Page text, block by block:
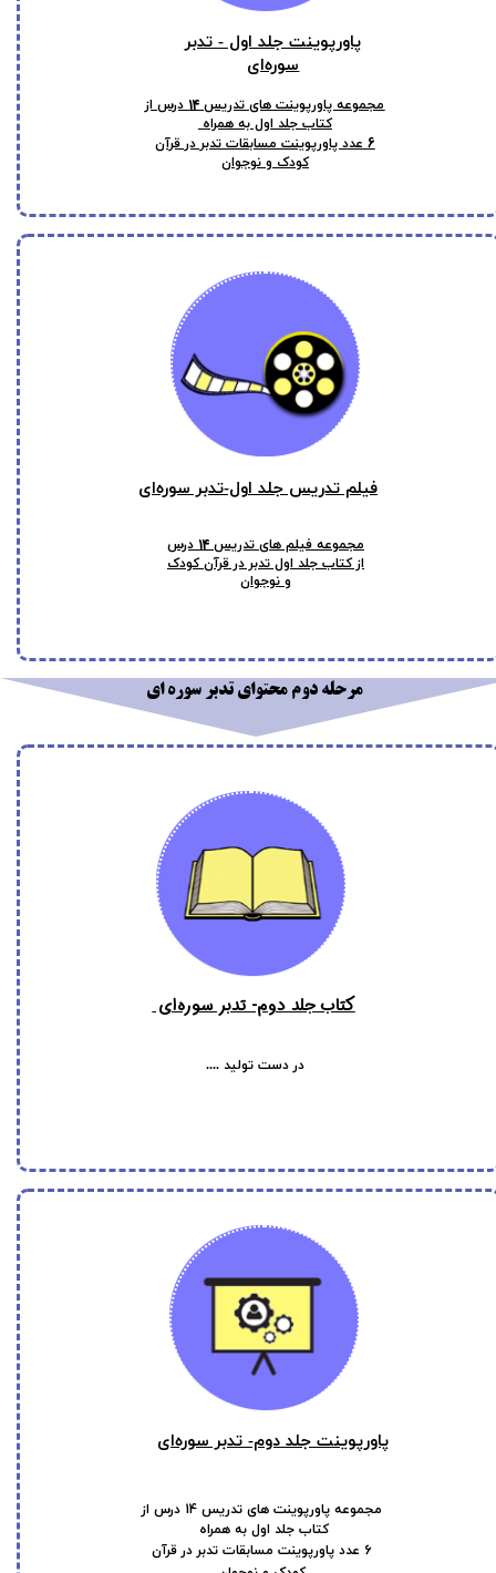
فیلم‌ تدریس جلد اول-تدبر سوره‌ای
مجموعه فیلم های تدریس14 درس
از کتاب جلد اول تدبر در قرآن کودک
و نوجوان
پاورپوینت جلد اول - تدبر
سوره‌ای
مجموعه پاورپوینت های تدریس 14 درس از
کتاب جلد اول به همراه
6عدد پاورپوینت مسابقات تدبر در قرآن
کودک و نوجوان
مجموعه پاورپوینت های تدریس14 درس از
کتاب جلد اول به همراه
6 عدد پاورپوینت مسابقات تدبر در قرآن
پاورپوینت جلد دوم- تدبر سوره‌ای
کتاب جلد دوم- تدبر سوره‌ای
در دست تولید ....
مرحله دوم محتوای تدبر سوره ای